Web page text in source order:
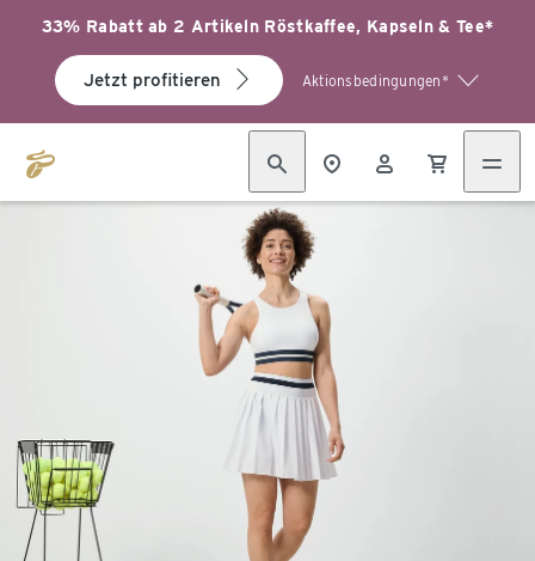
33% Rabatt ab 2 Artikeln Röstkaffee, Kapseln & Tee*
Jetzt profitieren Aktionsbedingungen*